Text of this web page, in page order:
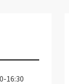
16:30